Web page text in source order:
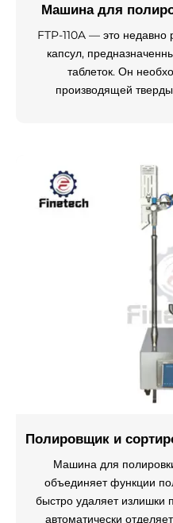
Машина для
FTP-110A — это
капсул,
таблеток. Он
производящей
Полировщик и
Машина для
объединяет функции
быстро удаляет излишки
автоматически